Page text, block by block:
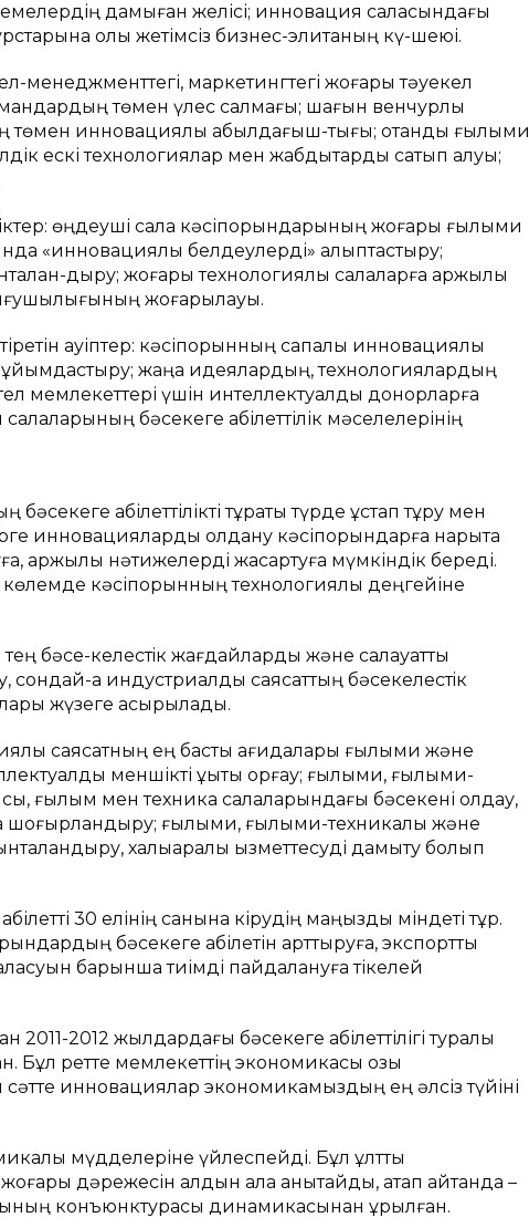
дамыған желісі; инновация саласындағы
қолы жетімсіз бизнес-элитаның кү-шеюі.
менеджменттегі, маркетингтегі жоғары тәуекел
төмен үлес салмағы; шағын венчурлық
төмен инновациялық қабылдағыш-тығы; отандық ғылыми
ескі технологиялар мен жабдықтарды сатып алуы;
өңдеуші сала кәсіпорындарының жоғары ғылыми
«инновациялық белдеулерді» қалыптастыру;
дыру; жоғары технологиялық салаларға қаржылық
жоғарылауы.
қауіптер: кәсіпорынның сапалы инновациялық
ұйымдастыру; жаңа идеялардың, технологиялардың
мемлекеттері үшін интеллектуалды донорларға
бәсекеге қабілеттілік мәселелерінің
қабілеттілікті тұрақты түрде ұстап тұру мен
инновацияларды қолдану кәсіпорындарға нарықта
қаржылық нәтижелерді жақсартуға мүмкіндік береді.
көлемде кәсіпорынның технологиялық деңгейіне
тең бәсе-келестiк жағдайларды және салауатты
сондай-ақ индустриалды саясаттың бәсекелестiк
жүзеге асырылады.
саясатның ең басты қағидалары ғылыми және
меншікті құқықтық қорғау; ғылыми, ғылыми-
ғылым мен техника салаларындағы бәсекені қолдау,
ғылыми, ғылыми-техникалық және
халықаралық қызметтесуді дамыту болып
30 елінің санына кірудің маңызды міндеті тұр.
бәсекеге қабілетін арттыруға, экспорттық
барынша тиімді пайдалануға тікелей
2012 жылдардағы бәсекеге қабілеттілігі туралы
Бұл ретте мемлекеттің экономикасы озық
инновациялар экономикамыздың ең әлсіз түйіні
мүдделеріне үйлеспейді. Бұл ұлттық
дәрежесін алдын ала анықтайды, атап айтқанда –
конъюнктурасы динамикасынан құрылған.